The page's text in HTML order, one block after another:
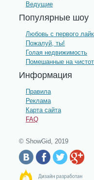
Ведущие
Популярные шоу
Любовь с первого
Пожалуй, ты!
Голая недвижимость
Помешанные на
Информация
Правила
Реклама
Карта сайта
FAQ
© ShowGid, 2019